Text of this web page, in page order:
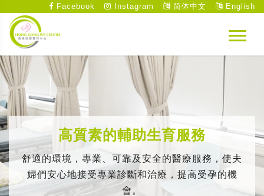
Facebook Instagram 简体中文 English
高質素的輔助生育服務
舒適的環境，專業、可靠及安全的醫療服務，使夫
婦們安心地接受專業診斷和治療，提高受孕的機
會。